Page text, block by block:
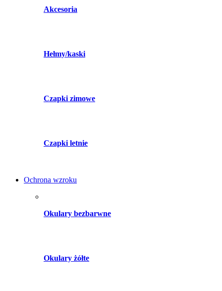
Akcesoria
Hełmy/kaski
Czapki zimowe
Czapki letnie
Ochrona wzroku
Okulary bezbarwne
Okulary żółte